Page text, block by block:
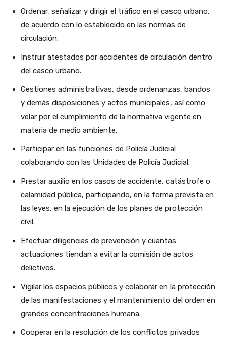
Ordenar, señalizar y dirigir el tráfico en el casco urbano,
de acuerdo con lo establecido en las normas de
circulación.
Instruir atestados por accidentes de circulación dentro
del casco urbano.
Gestiones administrativas, desde ordenanzas, bandos
y demás disposiciones y actos municipales, así como
velar por el cumplimiento de la normativa vigente en
materia de medio ambiente.
Participar en las funciones de Policía Judicial
colaborando con las Unidades de Policía Judicial.
Prestar auxilio en los casos de accidente, catástrofe o
calamidad pública, participando, en la forma prevista en
las leyes, en la ejecución de los planes de protección
civil.
Efectuar diligencias de prevención y cuantas
actuaciones tiendan a evitar la comisión de actos
delictivos.
Vigilar los espacios públicos y colaborar en la protección
de las manifestaciones y el mantenimiento del orden en
grandes concentraciones humana.
Cooperar en la resolución de los conflictos privados